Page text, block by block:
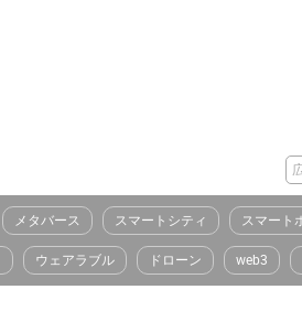
メタバース スマートシティ スマート
ウェアラブル ドローン web3